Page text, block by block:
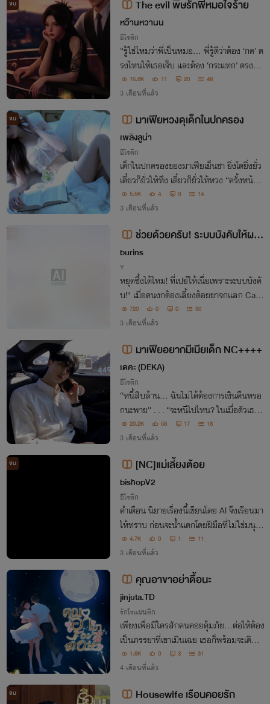
จบ The evil พิษรักพี่หมอใจร้าย
หว๊านหวานน
อีโรติก
“รู้ใช่ไหมว่าพี่เป็นหมอ... พี่รู้ดีว่าต้อง ‘กด’ ต
รงไหนให้เธอเจ็บ และต้อง ‘กระแทก’ ตรงไห
นให้เธอจุก!”
16.8K 11 20 48
3 เดือนที่แล้ว
จบ มาเฟียหวงดุเด็กในปกครอง
เพลิงลูน่า
อีโรติก
เด็กในปกครองของมาเฟียเย็นชา ยิ่งโตยิ่งยั่ว
เดี๋ยวก็ยั่วให้หึง เดี๋ยวก็ยั่วให้หวง “ครั้งหน้าถ้
ากระโปรงยังสั้นแบบนี้อีก ฉันจะเป็นคนถอด
มันเอง”
5.5K 4 0 14
3 เดือนที่แล้ว
ช่วยด้วยครับ! ระบบบังคับให้ผมเ
ลี้ยงต้อยท่านประธาน (กำมะลอ)
burins
Y
หยุดซึ้งได้ไหม! ที่เปย์ให้เนี่ยเพราะระบบบังคั
บ!" เมื่อคนงกต้องเลี้ยงต้อยยาจกแลก Cas
hback 100 เท่า หารู้ไม่ว่ายาจกคนนั้น...คือ
ท่านประธานแอบมาพักร้อน! ยิ่งเปย์ยิ่งรวยห
720 0 0 30
3 เดือนที่แล้ว
มาเฟียอยากมีเมียเด็ก NC++++
เดคะ (DEKA)
อีโรติก
“หนี้สิบล้าน... ฉันไม่ได้ต้องการเงินคืนหรอ
กนะพาย” . . . “จะหนีไปไหน? ในเมื่อตัวเธ
อ... ฉันซื้อขาดมาแล้วทุกตารางนิ้ว!”
20.2K 58 17 18
3 เดือนที่แล้ว
จบ [NC]แม่เลี้ยงต้อย
bishopV2
อีโรติก
คำเตือน นิยายเรื่องนี้เขียนโดย AI จึงเรียนมา
ให้ทราบ ก่อนจะน้ำแตกโดยฝีมือที่ไม่ใช่มนุษ
ย์ 4.7K 0 1 11
3 เดือนที่แล้ว
คุณอาขาอย่าดื้อนะ
jinjuta.TD
รักโรแมนติก
เพียงเพื่อมีใครสักคนคอยคุ้มภัย...ต่อให้ต้อง
เป็นภรรยาที่เขาเมินเฉย เธอก็พร้อมจะเดิมพั
นด้วยความภักดี นั่นคือความในใจของเฌอ
ณิดา แต่สำหรับกวินท์วัชรนั้นแค่เห็นแผ่นห
1.6K 0 3 31
4 เดือนที่แล้ว
จบ Housewife เรือนคอยรัก